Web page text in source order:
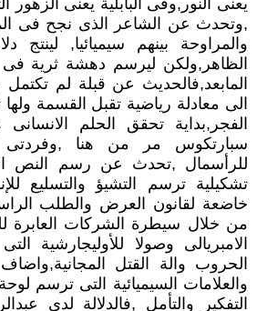
يعنى النور,وفى البابلية يعنى الزهور
,وتحدث عن الشاعر الذى نجح فى
والمراوحة بينهم سيميائيا, لينتج
الظاهر,ولكن ليرسم دهشة ثرية
المابعد,فالحديث عن قبلة لم
الى معادلة رياضية تقبل القسمة
الفجر,بداية تحقق الحلم
سبارتكوس مر من هنا ,وفردتى
للرأسمال ,تحدث عن رسم النص
تشكيلية ترسم التشيؤ والتسليع
خاضعة لقانون العرض والطلب
من خلال سيطرة الشركات العابرة
الامبريالى وصولا للأوليجارشية
الحروب والة القتل
والعلامات السيميائية التى ترسم
التفكير والتأمل ,فالدلالة لدى